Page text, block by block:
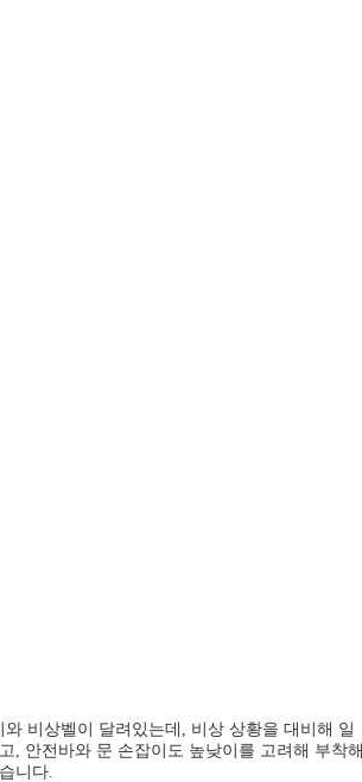
비상벨이 달려있는데, 비상 상황을 대비해 일
, 안전바와 문 손잡이도 높낮이를 고려해 부착해
니다.